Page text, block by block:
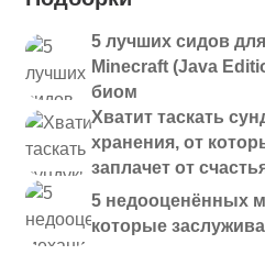
5 лучших сидов
Minecraft (Java
биом
Хватит таскать
хранения, от
заплачет от
5 недооценённых
которые